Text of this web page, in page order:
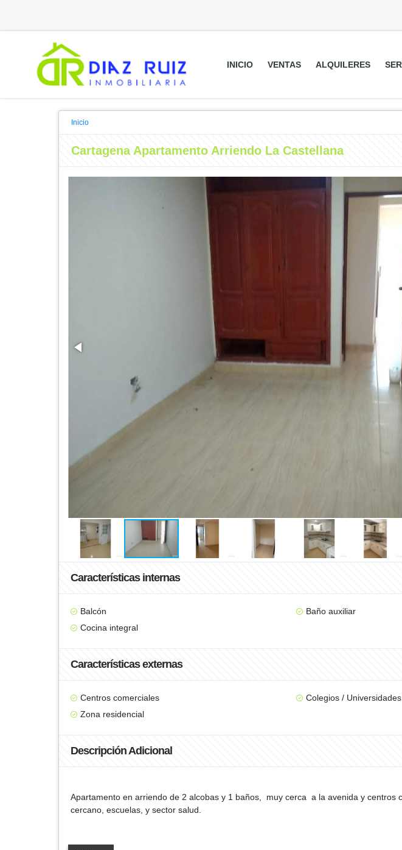
INICIO VENTAS ALQUILERES
Inicio
Cartagena Apartamento Arriendo La Castellana
Características internas
Balcón Baño auxiliar
Cocina integral
Características externas
Centros comerciales Colegios / Universidades
Zona residencial
Descripción Adicional
Apartamento en arriendo de 2 alcobas y 1 baños, muy cerca a la avenida y
cercano, escuelas, y sector salud.